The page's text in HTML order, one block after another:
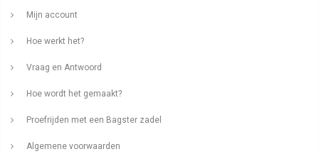
Mijn account
Hoe werkt het?
Vraag en Antwoord
Hoe wordt het gemaakt?
Proefrijden met een Bagster zadel
Algemene voorwaarden